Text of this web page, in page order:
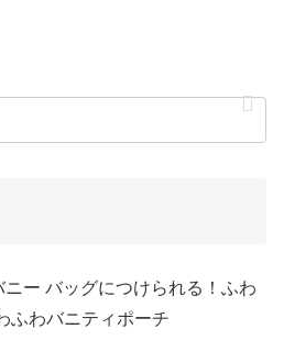
ニー バッグにつけられる！ふわ
ふわバニティポーチ